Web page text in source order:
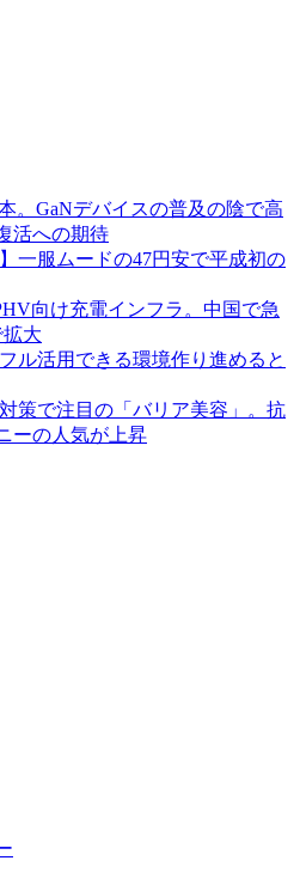
。GaNデバイスの普及の陰で高
活への期待
】一服ムードの47円安で平成初の
向け充電インフラ。中国で急
大
ル活用できる環境作り進めると
策で注目の「バリア美容」。抗
ーの人気が上昇